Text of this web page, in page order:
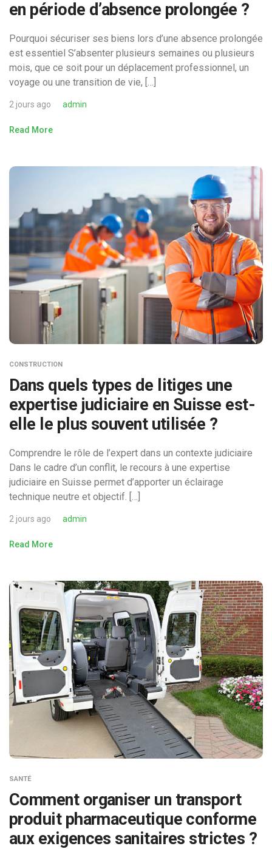
en période d’absence prolongée ?
Pourquoi sécuriser ses biens lors d’une absence prolongée
est essentiel S’absenter plusieurs semaines ou plusieurs
mois, que ce soit pour un déplacement professionnel, un
voyage ou une transition de vie, […]
2 jours ago admin
Read More
CONSTRUCTION
Dans quels types de litiges une
expertise judiciaire en Suisse est-
elle le plus souvent utilisée ?
Comprendre le rôle de l’expert dans un contexte judiciaire
Dans le cadre d’un conflit, le recours à une expertise
judiciaire en Suisse permet d’apporter un éclairage
technique neutre et objectif. […]
2 jours ago admin
Read More
SANTÉ
Comment organiser un transport
produit pharmaceutique conforme
aux exigences sanitaires strictes ?